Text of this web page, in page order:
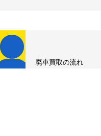
廃車買取の流れ
LINE無料査定